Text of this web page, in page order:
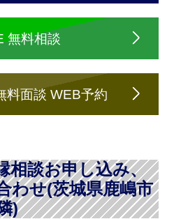
無料相談
料面談 WEB予約
相談お申し込み、
わせ(茨城県鹿嶋市
)